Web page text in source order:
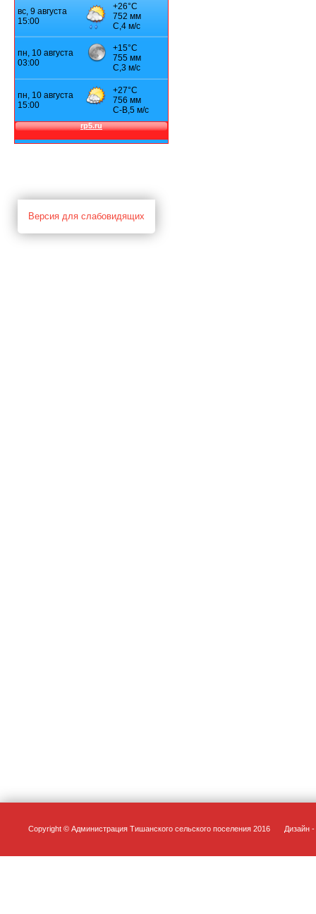
Версия для слабовидящих
Copyright © Администрация Тишанского сельского поселения 2016 Дизайн